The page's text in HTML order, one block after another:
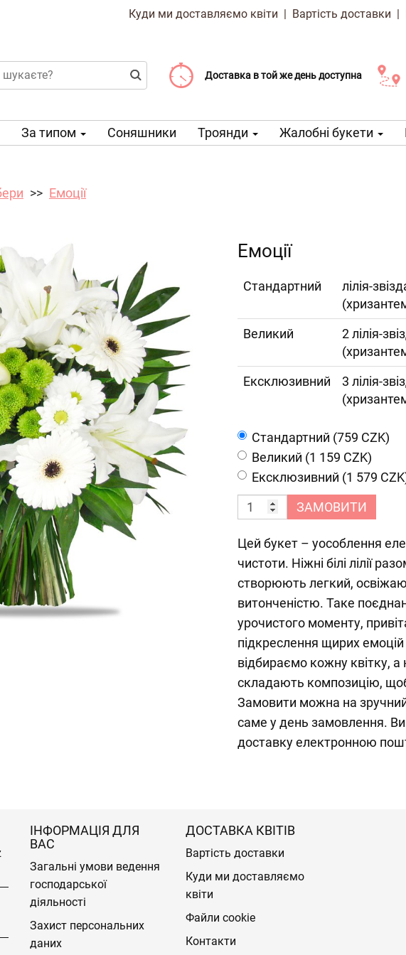
Куди ми доставляємо квіти | Вартість доставки |
Доставка в той же день доступна
Доставка від 99 CZK
Виберіть дату доставки
За типом Соняшники Троянди Жалобні букети
Емоції
Емоції
Cтандартний
лілія-
Великий
2 лілія-
Ексклюзивний
3 лілія-
Cтандартний (759 CZK)
Великий (1 159 CZK)
Ексклюзивний (1 579
ЗАМОВИТИ
Цей букет – уособлення
чистоти. Ніжні білі лілії
створюють легкий,
витонченістю. Таке
урочистого моменту,
підкреслення щирих
відбираємо кожну квітку,
складають композицію,
Замовити можна на
саме у день замовлення.
доставку електронною
ІНФОРМАЦІЯ ДЛЯ
ВАС
Загальні умови ведення
господарської
діяльності
Захист персональних
даних
ДОСТАВКА КВІТІВ
Вартість доставки
Куди ми доставляємо
квіти
Файли cookie
Контакти